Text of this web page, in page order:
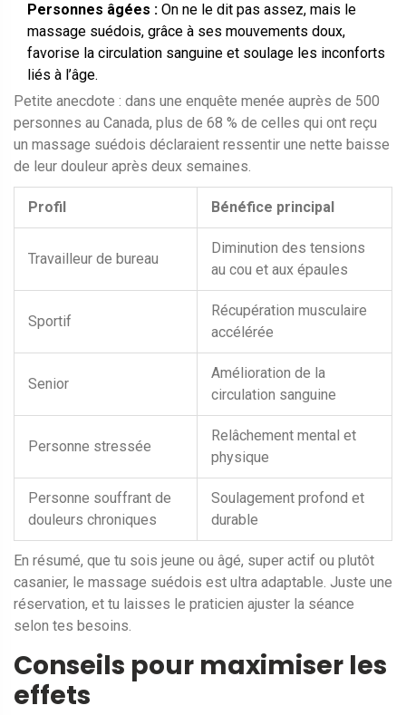
Personnes âgées : On ne le dit pas assez, mais le
massage suédois, grâce à ses mouvements doux,
favorise la circulation sanguine et soulage les inconforts
liés à l’âge.
Petite anecdote : dans une enquête menée auprès de 500
personnes au Canada, plus de 68 % de celles qui ont reçu
un massage suédois déclaraient ressentir une nette baisse
de leur douleur après deux semaines.
Profil Bénéfice principal
Travailleur de bureau
Diminution des tensions
au cou et aux épaules
Sportif
Récupération musculaire
accélérée
Senior
Amélioration de la
circulation sanguine
Personne stressée
Relâchement mental et
physique
Personne souffrant de
douleurs chroniques
Soulagement profond et
durable
En résumé, que tu sois jeune ou âgé, super actif ou plutôt
casanier, le massage suédois est ultra adaptable. Juste une
réservation, et tu laisses le praticien ajuster la séance
selon tes besoins.
Conseils pour maximiser les
effets